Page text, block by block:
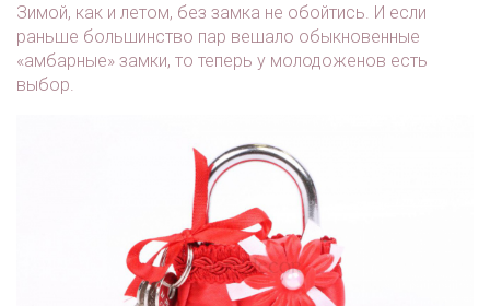
Зимой, как и летом, без замка не обойтись. И если
раньше большинство пар вешало обыкновенные
«амбарные» замки, то теперь у молодоженов есть
выбор.